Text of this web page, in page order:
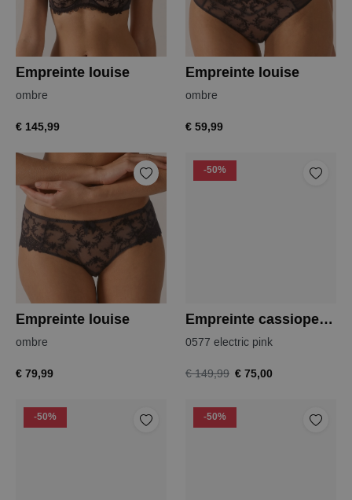
Empreinte louise
ombre
€ 145,99
Empreinte louise
ombre
€ 59,99
Empreinte louise
ombre
€ 79,99
-50%
Empreinte cassiopee bh
0577 electric pink
€ 149,99 € 75,00
-50% -50%